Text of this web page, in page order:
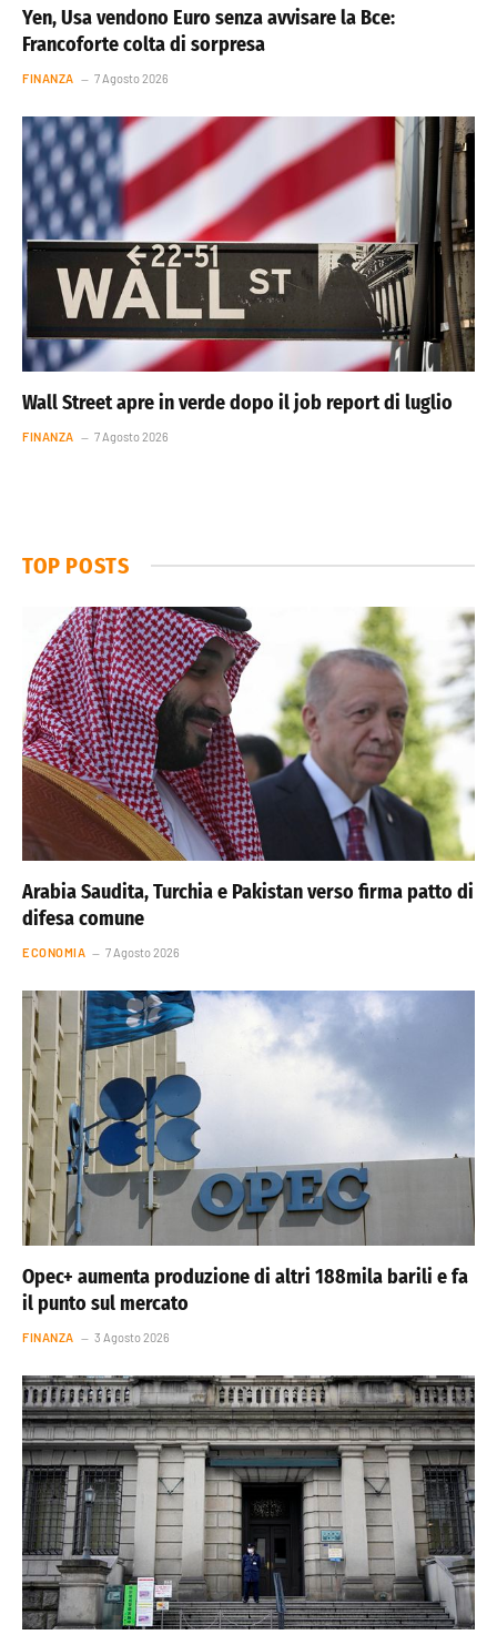
Yen, Usa vendono Euro senza avvisare la Bce:
Francoforte colta di sorpresa
FINANZA 7 Agosto 2026
Wall Street apre in verde dopo il job report di luglio
FINANZA 7 Agosto 2026
TOP POSTS
Arabia Saudita, Turchia e Pakistan verso firma patto di
difesa comune
ECONOMIA 7 Agosto 2026
Opec+ aumenta produzione di altri 188mila barili e fa
il punto sul mercato
FINANZA 3 Agosto 2026